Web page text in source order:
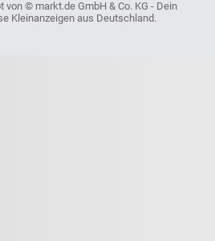
© markt.de GmbH & Co. KG - Dein
Kleinanzeigen aus Deutschland.